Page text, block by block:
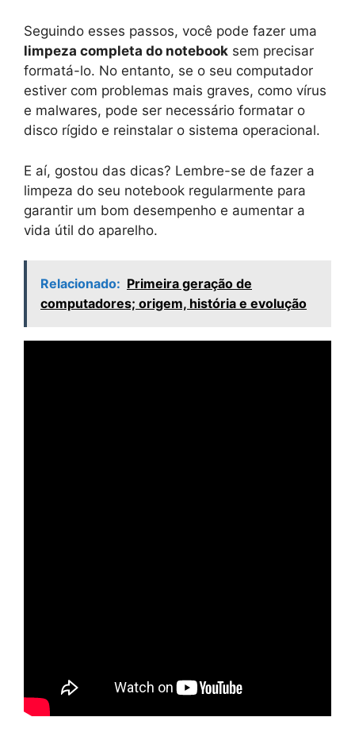
Seguindo esses passos, você pode fazer uma
limpeza completa do notebook sem precisar
formatá-lo. No entanto, se o seu computador
estiver com problemas mais graves, como vírus
e malwares, pode ser necessário formatar o
disco rígido e reinstalar o sistema operacional.
E aí, gostou das dicas? Lembre-se de fazer a
limpeza do seu notebook regularmente para
garantir um bom desempenho e aumentar a
vida útil do aparelho.
Relacionado: Primeira geração de
computadores; origem, história e evolução